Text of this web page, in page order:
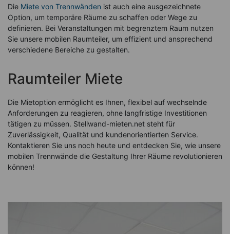
Die Miete von Trennwänden ist auch eine ausgezeichnete
Option, um temporäre Räume zu schaffen oder Wege zu
definieren. Bei Veranstaltungen mit begrenztem Raum nutzen
Sie unsere mobilen Raumteiler, um effizient und ansprechend
verschiedene Bereiche zu gestalten.
Raumteiler Miete
Die Mietoption ermöglicht es Ihnen, flexibel auf wechselnde
Anforderungen zu reagieren, ohne langfristige Investitionen
tätigen zu müssen. Stellwand-mieten.net steht für
Zuverlässigkeit, Qualität und kundenorientierten Service.
Kontaktieren Sie uns noch heute und entdecken Sie, wie unsere
mobilen Trennwände die Gestaltung Ihrer Räume revolutionieren
können!